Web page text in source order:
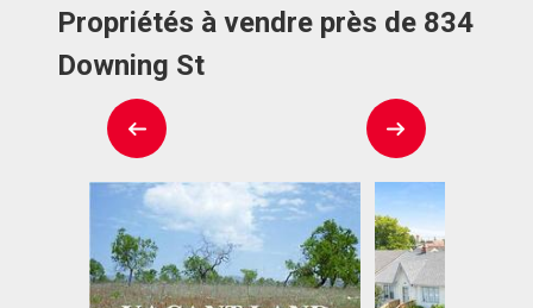
Propriétés à vendre près de 834
Downing St